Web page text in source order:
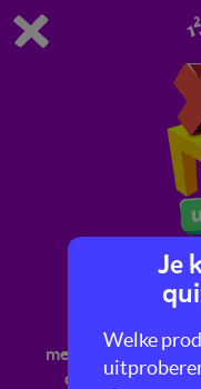
Dit is de
Oefen met
memoriseren van
de sommen
Je
Welke